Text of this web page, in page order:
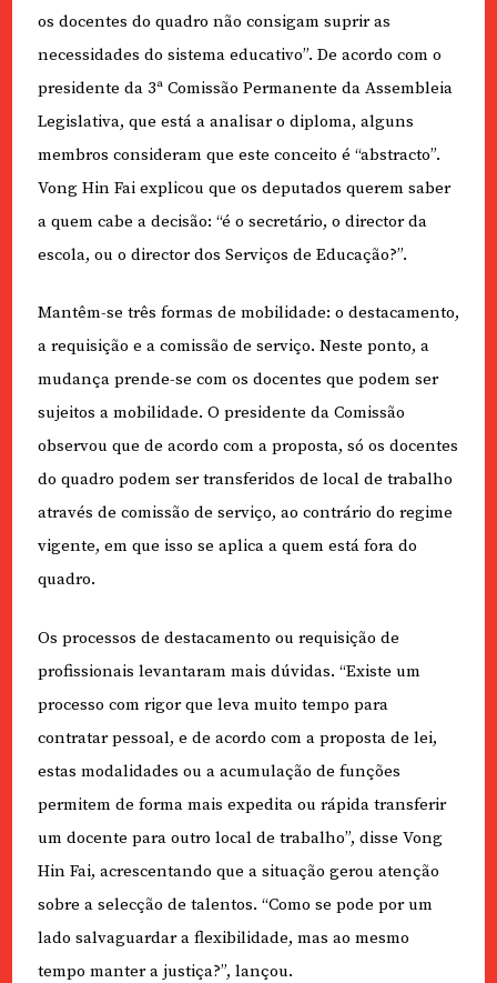
os docentes do quadro não consigam suprir as
necessidades do sistema educativo”. De acordo com o
presidente da 3ª Comissão Permanente da Assembleia
Legislativa, que está a analisar o diploma, alguns
membros consideram que este conceito é “abstracto”.
Vong Hin Fai explicou que os deputados querem saber
a quem cabe a decisão: “é o secretário, o director da
escola, ou o director dos Serviços de Educação?”.
Mantêm-se três formas de mobilidade: o destacamento,
a requisição e a comissão de serviço. Neste ponto, a
mudança prende-se com os docentes que podem ser
sujeitos a mobilidade. O presidente da Comissão
observou que de acordo com a proposta, só os docentes
do quadro podem ser transferidos de local de trabalho
através de comissão de serviço, ao contrário do regime
vigente, em que isso se aplica a quem está fora do
quadro.
Os processos de destacamento ou requisição de
profissionais levantaram mais dúvidas. “Existe um
processo com rigor que leva muito tempo para
contratar pessoal, e de acordo com a proposta de lei,
estas modalidades ou a acumulação de funções
permitem de forma mais expedita ou rápida transferir
um docente para outro local de trabalho”, disse Vong
Hin Fai, acrescentando que a situação gerou atenção
sobre a selecção de talentos. “Como se pode por um
lado salvaguardar a flexibilidade, mas ao mesmo
tempo manter a justiça?”, lançou.